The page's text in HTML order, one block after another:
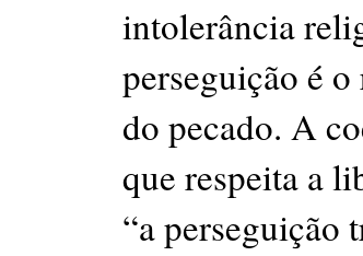
intolerância
perseguição é
do pecado. A
que respeita a
“a perseguição